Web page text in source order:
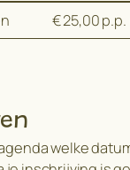
€ 25,00
welke